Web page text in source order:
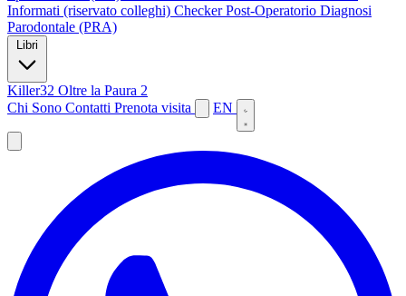
Informati (riservato colleghi) Checker Post-Operatorio Diagnosi
Parodontale (PRA)
Killer32 Oltre la Paura 2
Chi Sono Contatti Prenota visita EN